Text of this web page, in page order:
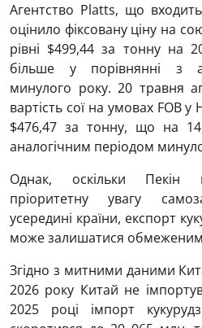
Агентство Platts, що
оцінило фіксовану ціну на
рівні $499,44 за тонну на
більше у порівнянні з
минулого року. 20 травня
вартість сої на умовах FOB
$476,47 за тонну, що на
аналогічним періодом
Однак, оскільки Пекін
пріоритетну увагу
усередині країни, експорт
може залишатися
Згідно з митними даними
2026 року Китай не
2025 році імпорт